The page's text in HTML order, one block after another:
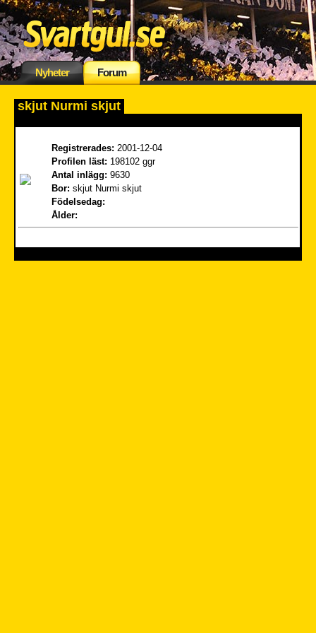
Nyheter Forum
skjut Nurmi skjut
Registrerades: 2001-12-04
Profilen läst: 198102 ggr
Antal inlägg: 9630
Bor: skjut Nurmi skjut
Födelsedag:
Ålder: